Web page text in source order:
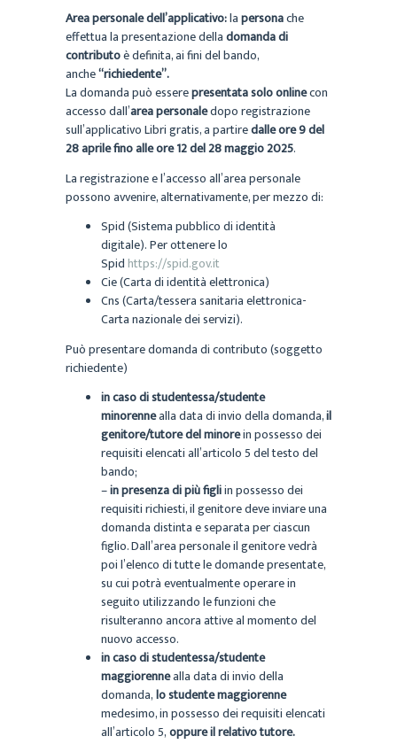
Area personale dell’applicativo:lapersonache
effettua la presentazione delladomanda di
contributoè definita, ai fini del bando,
anche“richiedente”.
La domanda può esserepresentata solo onlinecon
accesso dall’area personaledopo registrazione
sull’applicativo Libri gratis, a partiredalle ore 9 del
28 aprile fino alle ore 12 del 28 maggio 2025.
La registrazione e l’accesso all’area personale
possono avvenire, alternativamente, per mezzo di:
Spid (Sistema pubblico di identità
digitale). Per ottenere lo
Spidhttps://spid.gov.it
Cie (Carta di identità elettronica)
Cns (Carta/tessera sanitaria elettronica-
Carta nazionale dei servizi).
Può presentare domanda di contributo (soggetto
richiedente)
in caso di studentessa/studente
minorennealla data di invio della domanda,il
genitore/tutore del minorein possesso dei
requisiti elencati all’articolo 5 del testo del
bando;
–in presenza di più figliin possesso dei
requisiti richiesti, il genitore deve inviare una
domanda distinta e separata per ciascun
figlio. Dall’area personale il genitore vedrà
poi l’elenco di tutte le domande presentate,
su cui potrà eventualmente operare in
seguito utilizzando le funzioni che
risulteranno ancora attive al momento del
nuovo accesso.
in caso di studentessa/studente
maggiorennealla data di invio della
domanda,lo studente maggiorenne
medesimo, in possesso dei requisiti elencati
all’articolo 5,oppure il relativo tutore.